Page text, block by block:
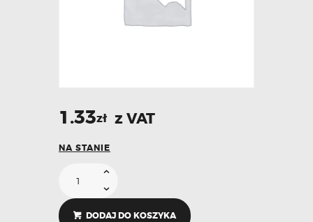
1.33zł z VAT
NA STANIE
DODAJ DO KOSZYKA